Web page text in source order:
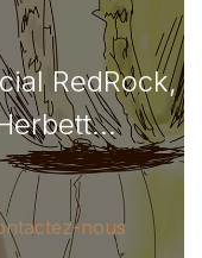
RedRock,
nous